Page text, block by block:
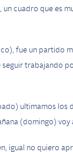
cuadro que es
fue un partido
trabajando
ultimamos los
(domingo) voy
igual no quiero